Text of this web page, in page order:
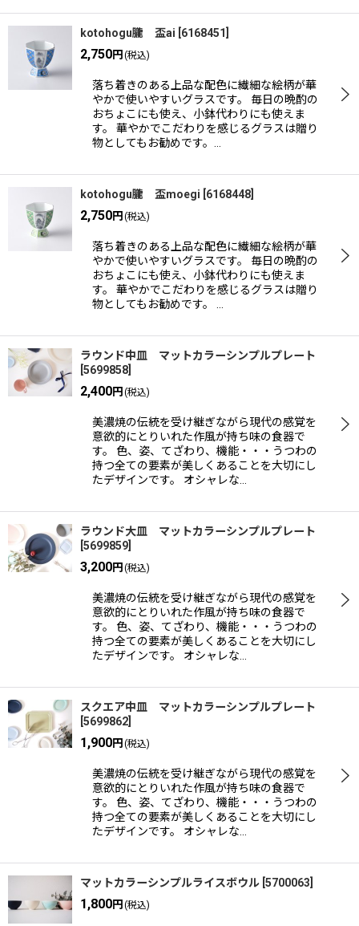
kotohogu朧 盃ai 6168451
2,750円 (税込)
落ち着きのある上品な配色に繊細な絵柄が華
やかで使いやすいグラスです。 毎日の晩酌の
おちょこにも使え、小鉢代わりにも使えま
す。 華やかでこだわりを感じるグラスは贈り
物としてもお勧めです。…
kotohogu朧 盃moegi 6168448
2,750円 (税込)
落ち着きのある上品な配色に繊細な絵柄が華
やかで使いやすいグラスです。 毎日の晩酌の
おちょこにも使え、小鉢代わりにも使えま
す。 華やかでこだわりを感じるグラスは贈り
物としてもお勧めです。 …
ラウンド中皿 マットカラーシンプルプレート
5699858
2,400円 (税込)
美濃焼の伝統を受け継ぎながら現代の感覚を
意欲的にとりいれた作風が持ち味の食器で
す。 色、姿、てざわり、機能・・・うつわの
持つ全ての要素が美しくあることを大切にし
たデザインです。 オシャレな…
ラウンド大皿 マットカラーシンプルプレート
5699859
3,200円 (税込)
美濃焼の伝統を受け継ぎながら現代の感覚を
意欲的にとりいれた作風が持ち味の食器で
す。 色、姿、てざわり、機能・・・うつわの
持つ全ての要素が美しくあることを大切にし
たデザインです。 オシャレな…
スクエア中皿 マットカラーシンプルプレート
5699862
1,900円 (税込)
美濃焼の伝統を受け継ぎながら現代の感覚を
意欲的にとりいれた作風が持ち味の食器で
す。 色、姿、てざわり、機能・・・うつわの
持つ全ての要素が美しくあることを大切にし
たデザインです。 オシャレな…
マットカラーシンプルライスボウル 5700063
1,800円 (税込)